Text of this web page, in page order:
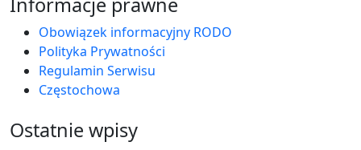
Obowiązek informacyjny RODO
Polityka Prywatności
Regulamin Serwisu
Częstochowa
Ostatnie wpisy